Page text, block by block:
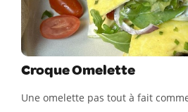
Croque Omelette
Une omelette pas tout à fait